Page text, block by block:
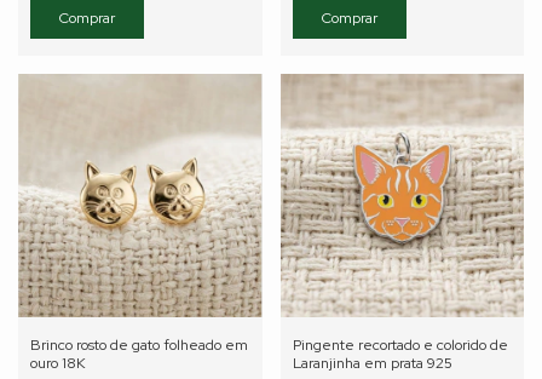
Brinco rosto de gato folheado em
ouro 18K
Pingente recortado e colorido de
Laranjinha em prata 925